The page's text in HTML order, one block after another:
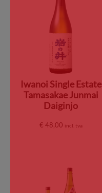
Iwanoi Single Estate
Tamasakae Junmai
Daiginjo
€ 48,00 incl. tva